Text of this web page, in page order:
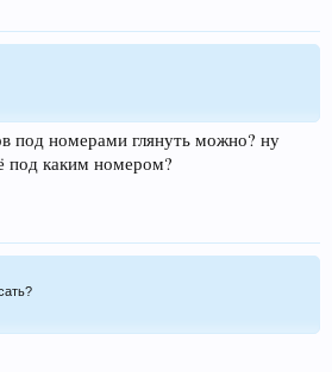
под номерами глянуть можно? ну
под каким номером?